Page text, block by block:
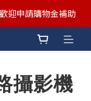
迎申請購物金補助
迎申請購物金補助
🔥超值組合熱賣中
攝影機